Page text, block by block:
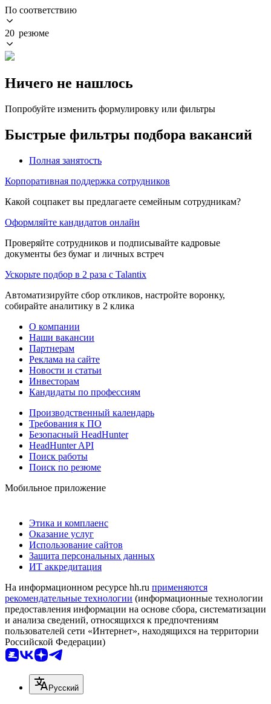
По соответствию
20 резюме
Ничего не нашлось
Попробуйте изменить формулировку или фильтры
Быстрые фильтры подбора вакансий
Полная занятость
Корпоративная поддержка сотрудников
Какой соцпакет вы предлагаете семейным сотрудникам?
Оформляйте кандидатов онлайн
Проверяйте сотрудников и подписывайте кадровые
документы без бумаг и личных встреч
Ускорьте подбор в 2 раза с Talantix
Автоматизируйте сбор откликов, настройте воронку,
собирайте аналитику в 2 клика
О компании
Наши вакансии
Партнерам
Реклама на сайте
Новости и статьи
Инвесторам
Кандидаты по профессиям
Производственный календарь
Требования к ПО
Безопасный HeadHunter
HeadHunter API
Поиск работы
Поиск по резюме
Мобильное приложение
Этика и комплаенс
Оказание услуг
Использование сайтов
Защита персональных данных
ИТ аккредитация
На информационном ресурсе hh.ru применяются
рекомендательные технологии (информационные технологии
предоставления информации на основе сбора, систематизации
и анализа сведений, относящихся к предпочтениям
пользователей сети «Интернет», находящихся на территории
Российской Федерации)
Русский